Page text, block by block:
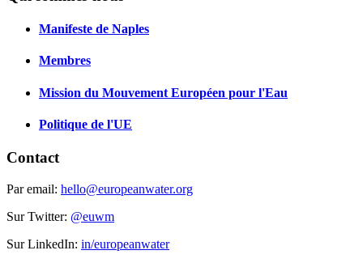
Manifeste de Naples
Membres
Mission du Mouvement Européen pour l'Eau
Politique de l'UE
Contact
Par email: hello@europeanwater.org
Sur Twitter: @euwm
Sur LinkedIn: in/europeanwater